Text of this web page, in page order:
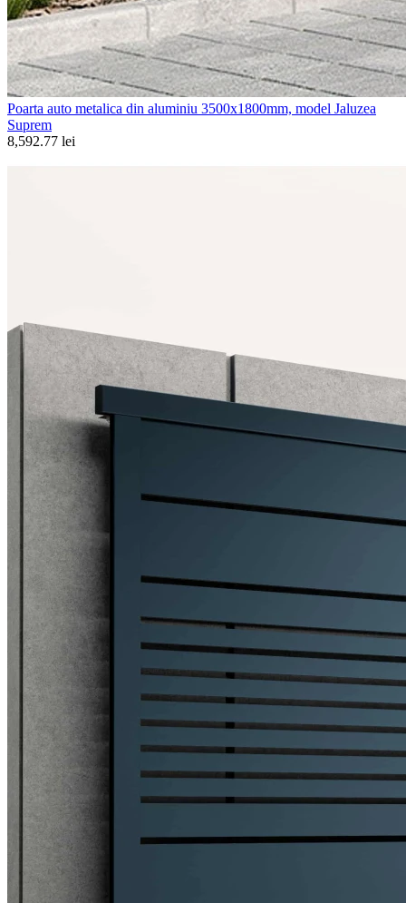
Poarta auto metalica din aluminiu 3500x1800mm, model Jaluzea
Suprem
8,592.77 lei